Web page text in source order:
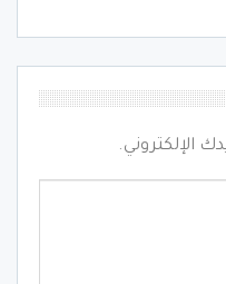
الإلكتروني.